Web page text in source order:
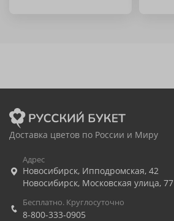
Доставка цветов по России и Миру
Адрес
Новосибирск, Ипподромская, 42
Новосибирск, Московская улица, 77
Бесплатно. Круглосуточно
8-800-333-0905